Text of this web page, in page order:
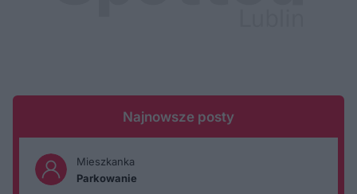
Najnowsze posty
Mieszkanka
Parkowanie